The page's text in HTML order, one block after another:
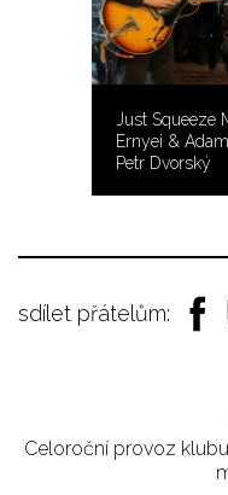
Just Squeeze
Ernyei &
Petr Dvorský
sdílet přátelům:
Celoroční provoz